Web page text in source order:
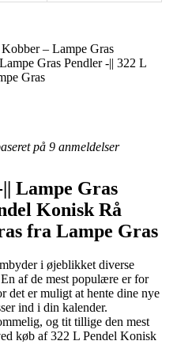
– Lampe Gras
Gras Pendler -|| 322 L
Gras
på 9 anmeldelser
Lampe Gras
Konisk Rå
fra Lampe Gras
i øjeblikket diverse
af de mest populære er for
det er muligt at hente dine nye
ind i din kalender.
og tit tillige den mest
køb af 322 L Pendel Konisk